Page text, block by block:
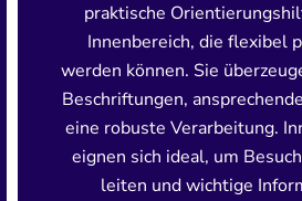
praktische
Innenbereich, die flexibel
werden können. Sie
Beschriftungen,
eine robuste Verarbeitung.
eignen sich ideal, um
leiten und wichtige